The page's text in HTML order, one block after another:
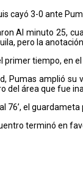
cayó 3-0 ante
Al minuto 25,
pero la
primer tiempo, en
Pumas amplió su
del área que fue
76’, el
terminó en